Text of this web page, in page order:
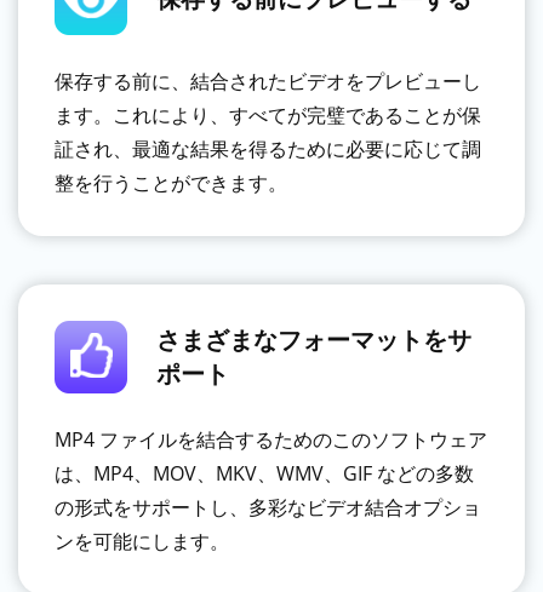
保存する前に、結合されたビデオをプレビューし
ます。これにより、すべてが完璧であることが保
証され、最適な結果を得るために必要に応じて調
整を行うことができます。
さまざまなフォーマットをサ
ポート
MP4 ファイルを結合するためのこのソフトウェア
は、MP4、MOV、MKV、WMV、GIF などの多数
の形式をサポートし、多彩なビデオ結合オプショ
ンを可能にします。